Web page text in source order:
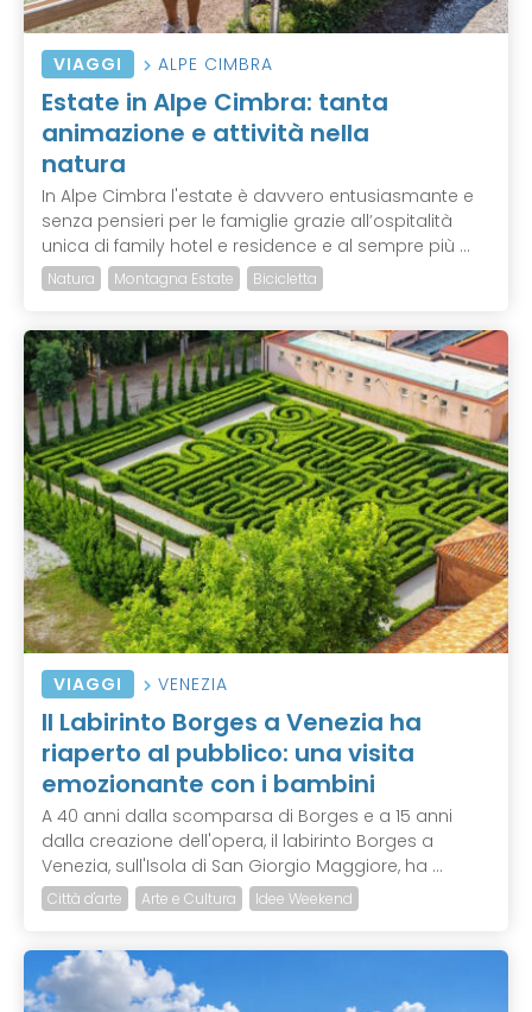
VIAGGI ALPE CIMBRA
Estate in Alpe Cimbra: tanta
animazione e attività nella
natura
In Alpe Cimbra l'estate è davvero entusiasmante e
senza pensieri per le famiglie grazie all’ospitalità
unica di family hotel e residence e al sempre più ...
Natura Montagna Estate Bicicletta
VIAGGI VENEZIA
Il Labirinto Borges a Venezia ha
riaperto al pubblico: una visita
emozionante con i bambini
A 40 anni dalla scomparsa di Borges e a 15 anni
dalla creazione dell'opera, il labirinto Borges a
Venezia, sull'Isola di San Giorgio Maggiore, ha ...
Città d'arte Arte e Cultura Idee Weekend